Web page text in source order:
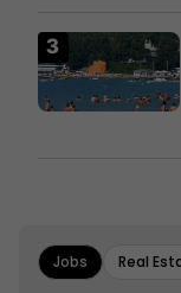
Jobs Real